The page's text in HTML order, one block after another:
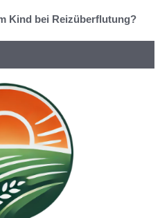
Kind bei Reizüberflutung?